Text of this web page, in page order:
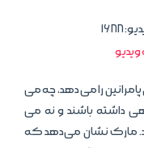
1688
را می دهد، چه می
داشته باشند و نه می
مارک نشان می‌دهد که